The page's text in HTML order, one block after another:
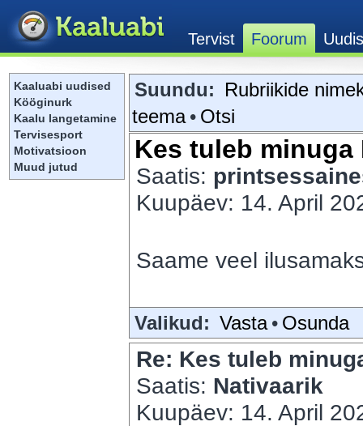
Kaaluabi uudised
Kööginurk
Kaalu langetamine
Tervisesport
Motivatsioon
Muud jutud
Suundu: Rubriikide
teema • Otsi
Kes tuleb minuga
Saatis:
Kuupäev: 14. April
Saame veel
Valikud: Vasta • Osunda
Re: Kes tuleb
Saatis: Nativaarik
Kuupäev: 14. April